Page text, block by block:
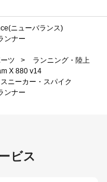
ニューバランス)
ンナー
ツ >
ランニング・陸上
X 880 v14
ニーカー・スパイク
ンナー
ビス